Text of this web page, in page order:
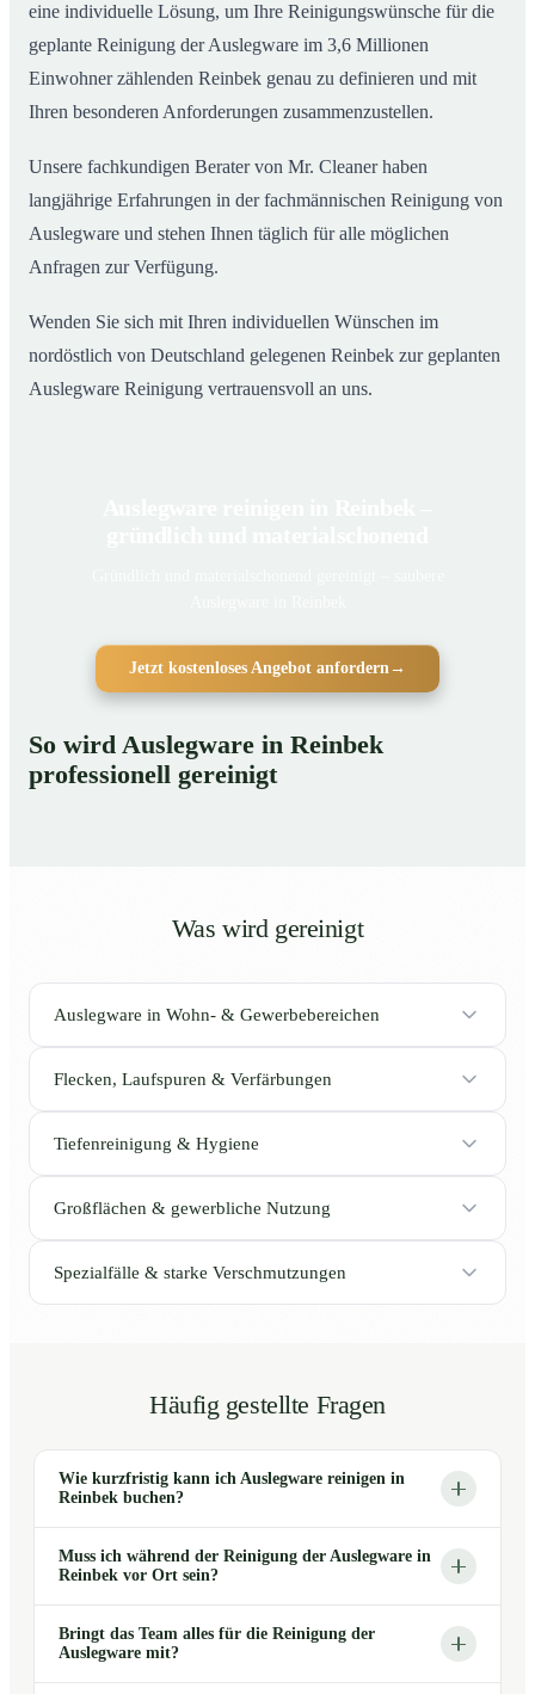
eine individuelle Lösung, um Ihre Reinigungswünsche für die
geplante Reinigung der Auslegware im 3,6 Millionen
Einwohner zählenden Reinbek genau zu definieren und mit
Ihren besonderen Anforderungen zusammenzustellen.
Unsere fachkundigen Berater von Mr. Cleaner haben
langjährige Erfahrungen in der fachmännischen Reinigung von
Auslegware und stehen Ihnen täglich für alle möglichen
Anfragen zur Verfügung.
Wenden Sie sich mit Ihren individuellen Wünschen im
nordöstlich von Deutschland gelegenen Reinbek zur geplanten
Auslegware Reinigung vertrauensvoll an uns.
Jetzt kostenloses Angebot anfordern→
So wird Auslegware in Reinbek
professionell gereinigt
Was wird gereinigt
Auslegware in Wohn- & Gewerbebereichen
Flecken, Laufspuren & Verfärbungen
Tiefenreinigung & Hygiene
Großflächen & gewerbliche Nutzung
Spezialfälle & starke Verschmutzungen
Häufig gestellte Fragen
Wie kurzfristig kann ich Auslegware reinigen in
Reinbek buchen?
Muss ich während der Reinigung der Auslegware in
Reinbek vor Ort sein?
Bringt das Team alles für die Reinigung der
Auslegware mit?